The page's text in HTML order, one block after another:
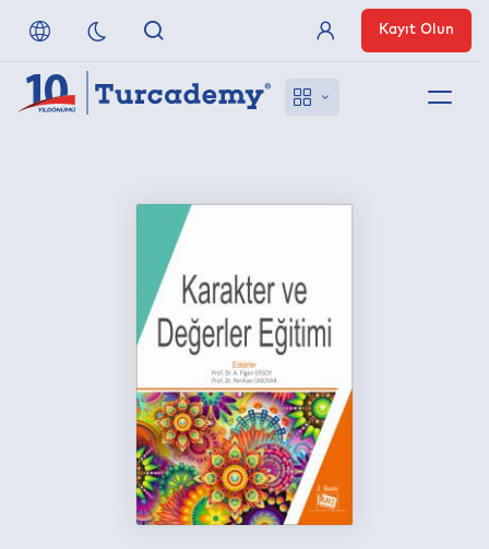
Referanslarımız
Nasıl Erişirim
Anlaşmalı Yayınevleri
Üye Girişi
Kayıt Olun